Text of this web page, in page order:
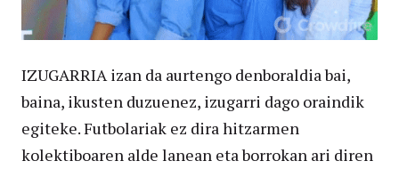
IZUGARRIA izan da aurtengo denboraldia bai,
baina, ikusten duzuenez, izugarri dago oraindik
egiteke. Futbolariak ez dira hitzarmen
kolektiboaren alde lanean eta borrokan ari diren